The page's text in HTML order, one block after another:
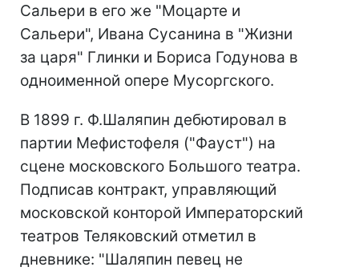
Сальери в его же "Моцарте и
Сальери", Ивана Сусанина в "Жизни
за царя" Глинки и Бориса Годунова в
одноименной опере Мусоргского.
В 1899 г. Ф.Шаляпин дебютировал в
партии Мефистофеля ("Фауст") на
сцене московского Большого театра.
Подписав контракт, управляющий
московской конторой Императорский
театров Теляковский отметил в
дневнике: "Шаляпин певец не